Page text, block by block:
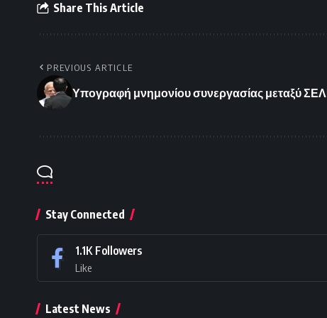
Share This Article
PREVIOUS ARTICLE
Υπογραφή μνημονίου συνεργασίας μεταξύ
Stay Connected
1.1K Followers
Like
Latest News